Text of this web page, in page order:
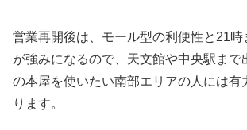
営業再開後は、モール型の利便性と21時
が強みになるので、天文館や中央駅まで
の本屋を使いたい南部エリアの人には有
ります。